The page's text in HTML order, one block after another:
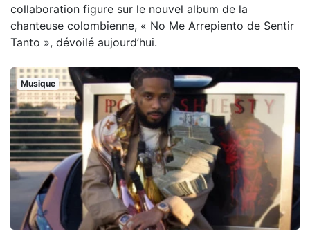
collaboration figure sur le nouvel album de la
chanteuse colombienne, « No Me Arrepiento de Sentir
Tanto », dévoilé aujourd’hui.
Musique